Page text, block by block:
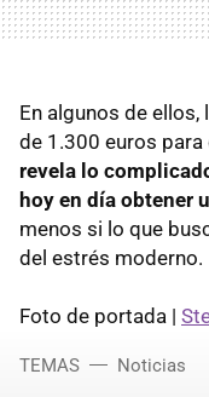
En algunos de
de 1.300 euros
revela lo
hoy en día obtener
menos si lo que
del estrés moderno.
Foto de portada |
TEMAS Noticias